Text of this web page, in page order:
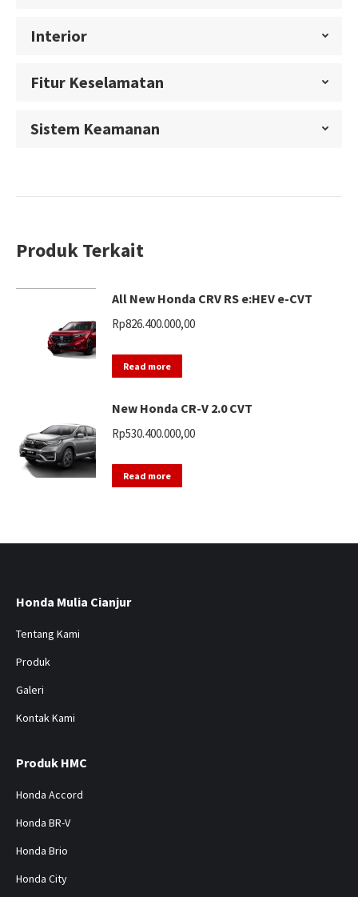
Interior
Fitur Keselamatan
Sistem Keamanan
Produk Terkait
All New Honda CRV RS e:HEV e-CVT
Rp826.400.000,00
Read more
New Honda CR-V 2.0 CVT
Rp530.400.000,00
Read more
Honda Mulia Cianjur
Tentang Kami
Produk
Galeri
Kontak Kami
Produk HMC
Honda Accord
Honda BR-V
Honda Brio
Honda City